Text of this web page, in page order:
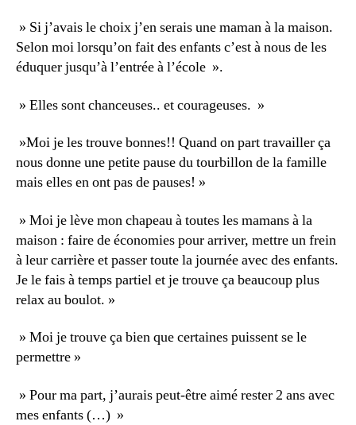
» Si j’avais le choix j’en serais une maman à la maison.
Selon moi lorsqu’on fait des enfants c’est à nous de les
éduquer jusqu’à l’entrée à l’école ».
» Elles sont chanceuses.. et courageuses. »
»Moi je les trouve bonnes!! Quand on part travailler ça
nous donne une petite pause du tourbillon de la famille
mais elles en ont pas de pauses! »
» Moi je lève mon chapeau à toutes les mamans à la
maison : faire de économies pour arriver, mettre un frein
à leur carrière et passer toute la journée avec des enfants.
Je le fais à temps partiel et je trouve ça beaucoup plus
relax au boulot. »
» Moi je trouve ça bien que certaines puissent se le
permettre »
» Pour ma part, j’aurais peut-être aimé rester 2 ans avec
mes enfants (…) »